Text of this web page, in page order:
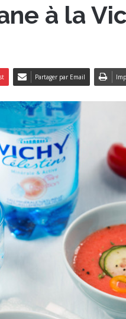
à la
Partager par Email